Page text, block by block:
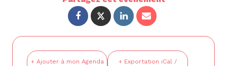
+ Ajouter à mon Agenda
+ Exportation iCal /